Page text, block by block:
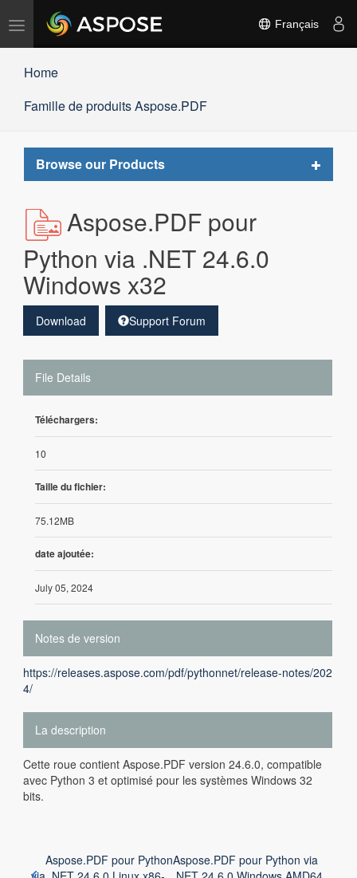
Basculer
Français
Home
Famille de produits Aspose.PDF
Browse our Products
Toggle
Aspose.PDF pour
Python via .NET 24.6.0
Windows x32
Download Support Forum
File Details
Téléchargers:
10
Taille du fichier:
75.12MB
date ajoutée:
July 05, 2024
Notes de version
https://releases.aspose.com/pdf/pythonnet/release-notes/202
4/
La description
Cette roue contient Aspose.PDF version 24.6.0, compatible
avec Python 3 et optimisé pour les systèmes Windows 32
bits.
Aspose.PDF pour PythonAspose.PDF pour Python via